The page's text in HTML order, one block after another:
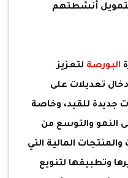
أنشطتهم
البورصة لتعزيز
تعديلات على
جديدة للقيد، وخاصة
النمو والتوسع من
المالية التي
وتطبيقها لتنويع